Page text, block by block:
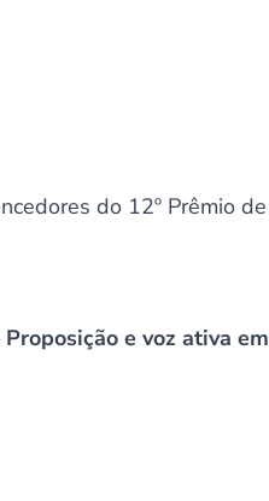
do 12º Prêmio
Proposição e voz ativa